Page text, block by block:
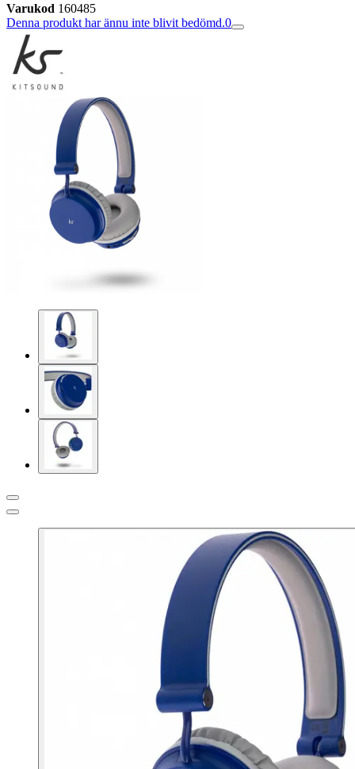
Varukod 160485
Denna produkt har ännu inte blivit bedömd.0